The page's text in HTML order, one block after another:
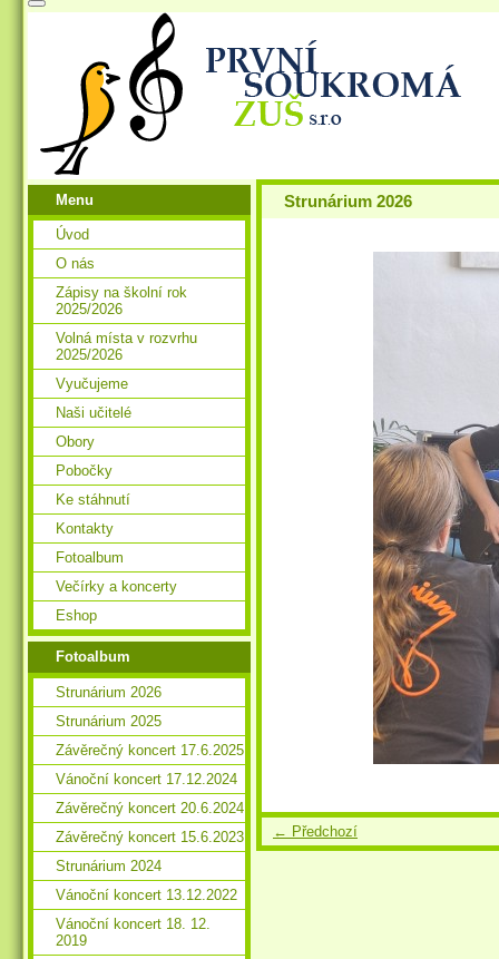
Strunárium 2026
← Předchozí
Menu
Úvod
O nás
Zápisy na školní rok
2025/2026
Volná místa v rozvrhu
2025/2026
Vyučujeme
Naši učitelé
Obory
Pobočky
Ke stáhnutí
Kontakty
Fotoalbum
Večírky a koncerty
Eshop
Fotoalbum
Strunárium 2026
Strunárium 2025
Závěrečný koncert 17.6.2025
Vánoční koncert 17.12.2024
Závěrečný koncert 20.6.2024
Závěrečný koncert 15.6.2023
Strunárium 2024
Vánoční koncert 13.12.2022
Vánoční koncert 18. 12.
2019